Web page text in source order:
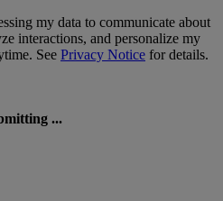
my data to communicate about
interactions, and personalize my
See Privacy Notice for details.
...